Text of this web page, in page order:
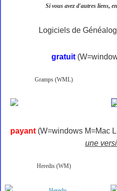
Si vous avez d'autres liens,
Logiciels de
gratuit
Gramps (WML)
payant(W=windows M=Mac
une
Heredis (WM)